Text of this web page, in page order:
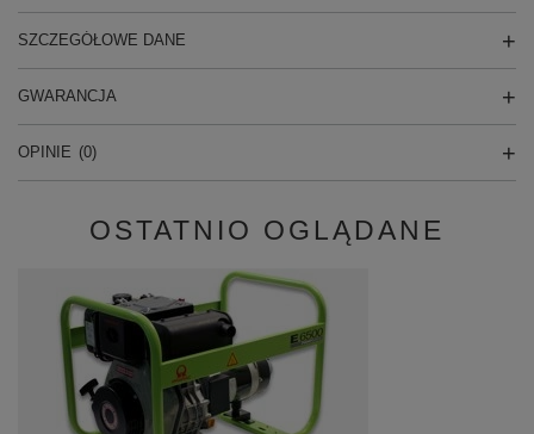
SZCZEGÓŁOWE DANE
GWARANCJA
OPINIE (0)
OSTATNIO OGLĄDANE